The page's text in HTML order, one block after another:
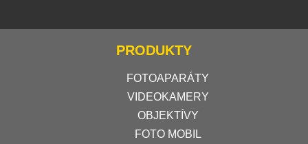
PRODUKTY
FOTOAPARÁTY
VIDEOKAMERY
OBJEKTÍVY
FOTO MOBIL